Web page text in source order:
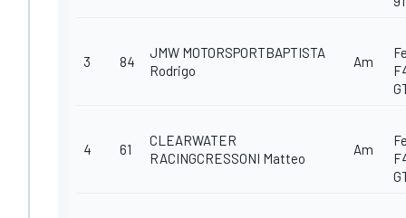
3 84
JMW MOTORSPORTBAPTISTA
Rodrigo
Am
4 61
CLEARWATER
RACINGCRESSONI Matteo
Am